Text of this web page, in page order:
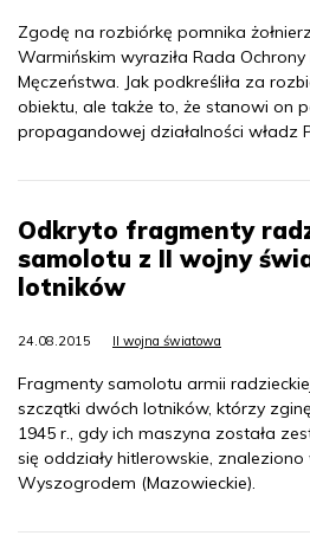
Zgodę na rozbiórkę pomnika
Warmińskim wyraziła Rada
Męczeństwa. Jak podkreśliła za
obiektu, ale także to, że stanowi on
propagandowej działalności władz
Odkryto fragmenty
samolotu z II wojny
lotników
24.08.2015 II wojna światowa
Fragmenty samolotu armii
szczątki dwóch lotników, którzy
1945 r., gdy ich maszyna została
się oddziały hitlerowskie,
Wyszogrodem (Mazowieckie).